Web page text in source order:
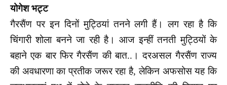
योगेश भट्ट
गैरसैंण पर इन दिनों मुट्ठियां तनने लगी हैं। लग रहा है कि
चिंगारी शोला बनने जा रही है। आज इन्हीं तनती मुट्ठियों के
बहाने एक बार फिर गैरसैंण की बात..। दरअसल गैरसैंण राज्य
की अवधारणा का प्रतीक जरूर रहा है, लेकिन अफसोस यह कि